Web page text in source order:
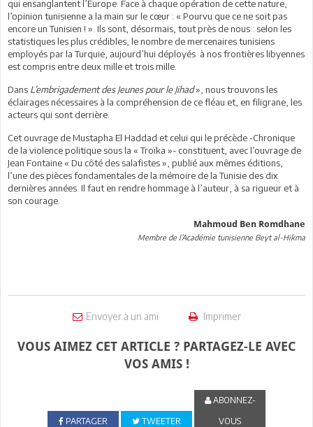
qui ensanglantent l’Europe. Face à chaque opération de cette nature,
l’opinion tunisienne a la main sur le cœur : « Pourvu que ce ne soit pas
encore un Tunisien ! ». Ils sont, désormais, tout près de nous : selon les
statistiques les plus crédibles, le nombre de mercenaires tunisiens
employés par la Turquie, aujourd’hui déployés à nos frontières libyennes
est compris entre deux mille et trois mille.
Dans L’embrigadement des Jeunes pour le Jihad», nous trouvons les
éclairages nécessaires à la compréhension de ce fléau et, en filigrane, les
acteurs qui sont derrière.
Cet ouvrage de Mustapha El Haddad et celui qui le précède -Chronique
de la violence politique sous la « Troïka »- constituent, avec l’ouvrage de
Jean Fontaine « Du côté des salafistes », publié aux mêmes éditions,
l’une des pièces fondamentales de la mémoire de la Tunisie des dix
dernières années. Il faut en rendre hommage à l’auteur, à sa rigueur et à
son courage.
Mahmoud Ben Romdhane
Membre de l’Académie tunisienne Beyt al-Hikma
Envoyer à un ami Imprimer
VOUS AIMEZ CET ARTICLE ? PARTAGEZ-LE AVEC
VOS AMIS !
PARTAGER TWEETER
ABONNEZ-
VOUS